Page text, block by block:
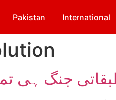
Pakistan International